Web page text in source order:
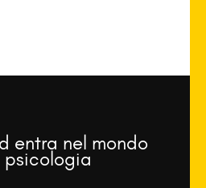
entra nel mondo
psicologia